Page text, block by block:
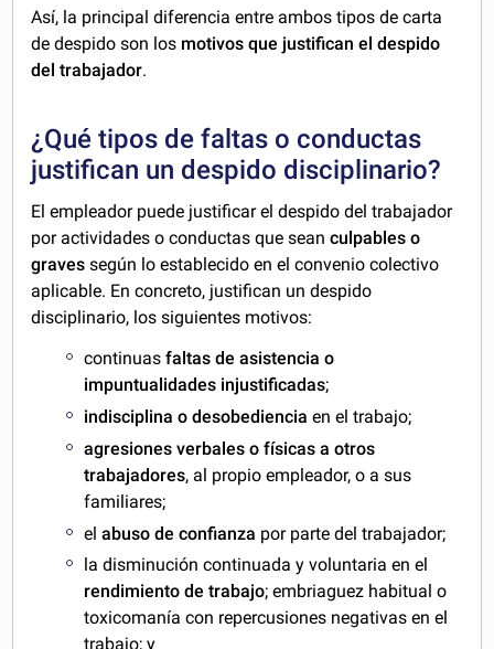
Así, la principal diferencia entre ambos tipos de carta
de despido son los motivos que justifican el despido
del trabajador.
¿Qué tipos de faltas o conductas
justifican un despido disciplinario?
El empleador puede justificar el despido del trabajador
por actividades o conductas que seanculpables o
graves según lo establecido en el convenio colectivo
aplicable. En concreto, justifican un despido
disciplinario, los siguientes motivos:
continuasfaltas de asistencia o
impuntualidades injustificadas;
indisciplina o desobediencia en el trabajo;
agresiones verbales o físicas a otros
trabajadores, al propio empleador, o a sus
familiares;
elabuso de confianza por parte del trabajador;
la disminución continuada y voluntaria en el
rendimiento de trabajo; embriaguez habitual o
toxicomanía con repercusiones negativas en el
trabajo; y